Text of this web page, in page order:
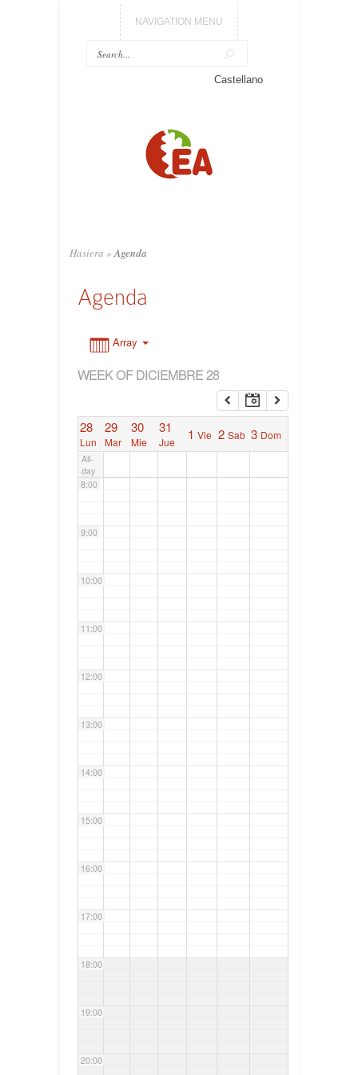
NAVIGATION MENU
Castellano
Hasiera » Agenda
Agenda
Array
WEEK OF DICIEMBRE 28
28
Lun
29
Mar
30
Mie
31
Jue 1 Vie 2 Sab 3 Dom
All-
day
4:00
5:00
7:00
8:00
9:00
10:00
11:00
12:00
13:00
14:00
15:00
16:00
17:00
18:00
19:00
20:00